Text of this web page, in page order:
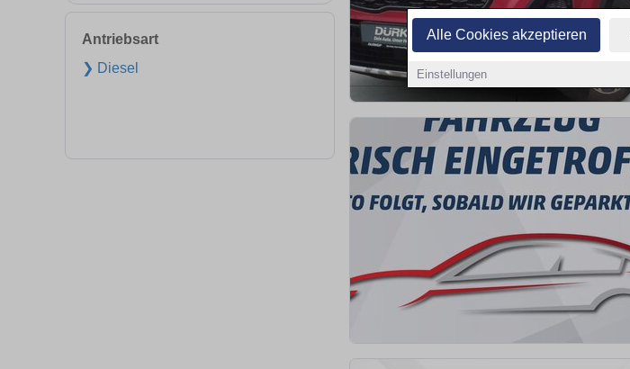
Alle Cookies akzeptieren
Einstellungen
Antriebsart
❯ Diesel